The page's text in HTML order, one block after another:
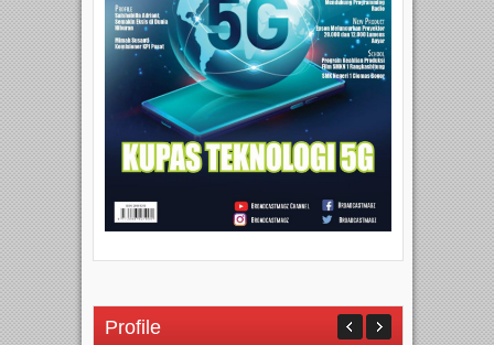
Profile